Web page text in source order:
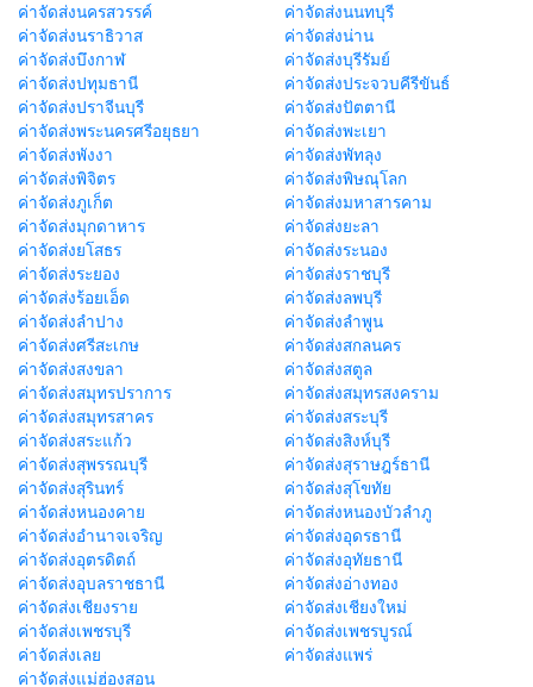
ค่าจัดส่งนครสวรรค์
ค่าจัดส่งนนทบุรี
ค่าจัดส่งนราธิวาส
ค่าจัดส่งน่าน
ค่าจัดส่งบึงกาฬ
ค่าจัดส่งบุรีรัมย์
ค่าจัดส่งปทุมธานี
ค่าจัดส่งประจวบคีรีขันธ์
ค่าจัดส่งปราจีนบุรี
ค่าจัดส่งปัตตานี
ค่าจัดส่งพระนครศรีอยุธยา
ค่าจัดส่งพะเยา
ค่าจัดส่งพังงา
ค่าจัดส่งพัทลุง
ค่าจัดส่งพิจิตร
ค่าจัดส่งพิษณุโลก
ค่าจัดส่งภูเก็ต
ค่าจัดส่งมหาสารคาม
ค่าจัดส่งมุกดาหาร
ค่าจัดส่งยะลา
ค่าจัดส่งยโสธร
ค่าจัดส่งระนอง
ค่าจัดส่งระยอง
ค่าจัดส่งราชบุรี
ค่าจัดส่งร้อยเอ็ด
ค่าจัดส่งลพบุรี
ค่าจัดส่งลำปาง
ค่าจัดส่งลำพูน
ค่าจัดส่งศรีสะเกษ
ค่าจัดส่งสกลนคร
ค่าจัดส่งสงขลา
ค่าจัดส่งสตูล
ค่าจัดส่งสมุทรปราการ
ค่าจัดส่งสมุทรสงคราม
ค่าจัดส่งสมุทรสาคร
ค่าจัดส่งสระบุรี
ค่าจัดส่งสระแก้ว
ค่าจัดส่งสิงห์บุรี
ค่าจัดส่งสุพรรณบุรี
ค่าจัดส่งสุราษฎร์ธานี
ค่าจัดส่งสุรินทร์
ค่าจัดส่งสุโขทัย
ค่าจัดส่งหนองคาย
ค่าจัดส่งหนองบัวลำภู
ค่าจัดส่งอำนาจเจริญ
ค่าจัดส่งอุดรธานี
ค่าจัดส่งอุตรดิตถ์
ค่าจัดส่งอุทัยธานี
ค่าจัดส่งอุบลราชธานี
ค่าจัดส่งอ่างทอง
ค่าจัดส่งเชียงราย
ค่าจัดส่งเชียงใหม่
ค่าจัดส่งเพชรบุรี
ค่าจัดส่งเพชรบูรณ์
ค่าจัดส่งเลย
ค่าจัดส่งแพร่
ค่าจัดส่งแม่ฮ่องสอน